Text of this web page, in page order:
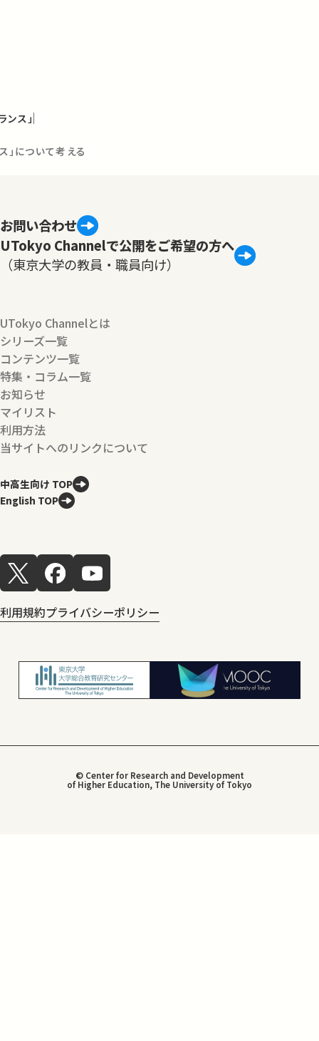
ス」
」について考える
お問い合わせ
UTokyo Channelで公開をご希望の方へ
（東京大学の教員・職員向け）
UTokyo Channelとは
シリーズ一覧
コンテンツ一覧
特集・コラム一覧
お知らせ
マイリスト
利用方法
当サイトへのリンクについて
中高生向け TOP
English TOP
利用規約プライバシーポリシー
© Center for Research and Development
of Higher Education, The University of Tokyo